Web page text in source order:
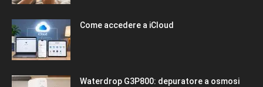
Come accedere a iCloud
Waterdrop G3P800: depuratore a osmosi